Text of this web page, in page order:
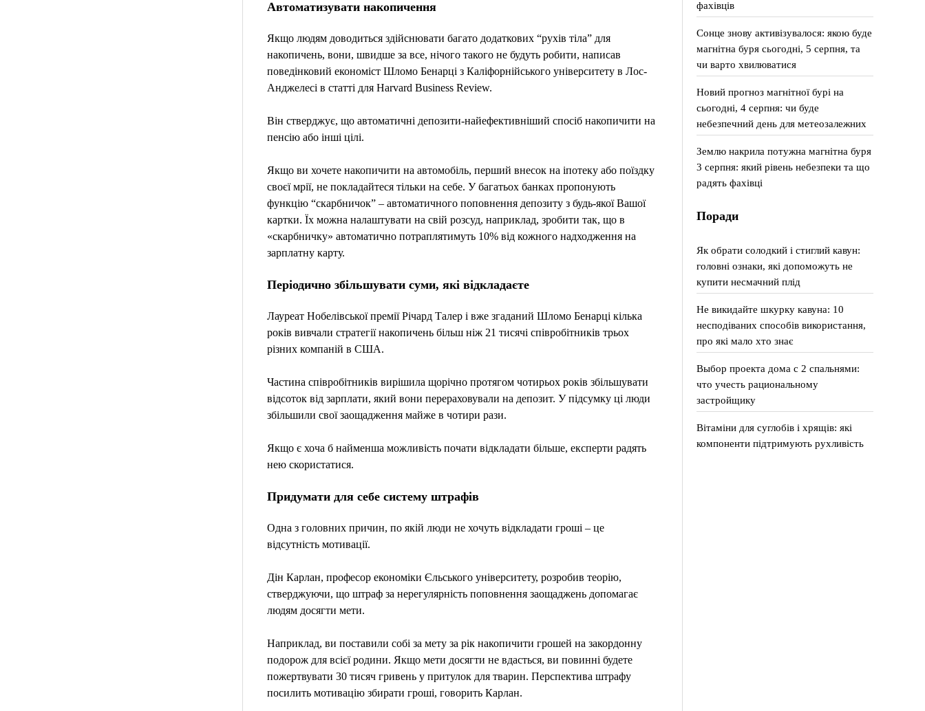
Автоматизувати накопичення
Якщо людям доводиться здійснювати багато додаткових “рухів тіла” для
накопичень, вони, швидше за все, нічого такого не будуть робити, написав
поведінковий економіст Шломо Бенарці з Каліфорнійського університету в Лос-
Анджелесі в статті для Harvard Business Review.
Він стверджує, що автоматичні депозити-найефективніший спосіб накопичити на
пенсію або інші цілі.
Якщо ви хочете накопичити на автомобіль, перший внесок на іпотеку або поїздку
своєї мрії, не покладайтеся тільки на себе. У багатьох банках пропонують
функцію “скарбничок” – автоматичного поповнення депозиту з будь-якої Вашої
картки. Їх можна налаштувати на свій розсуд, наприклад, зробити так, що в
«скарбничку» автоматично потраплятимуть 10% від кожного надходження на
зарплатну карту.
Періодично збільшувати суми, які відкладаєте
Лауреат Нобелівської премії Річард Талер і вже згаданий Шломо Бенарці кілька
років вивчали стратегії накопичень більш ніж 21 тисячі співробітників трьох
різних компаній в США.
Частина співробітників вирішила щорічно протягом чотирьох років збільшувати
відсоток від зарплати, який вони перераховували на депозит. У підсумку ці люди
збільшили свої заощадження майже в чотири рази.
Якщо є хоча б найменша можливість почати відкладати більше, експерти радять
нею скористатися.
Придумати для себе систему штрафів
Одна з головних причин, по якій люди не хочуть відкладати гроші – це
відсутність мотивації.
Дін Карлан, професор економіки Єльського університету, розробив теорію,
стверджуючи, що штраф за нерегулярність поповнення заощаджень допомагає
людям досягти мети.
Наприклад, ви поставили собі за мету за рік накопичити грошей на закордонну
подорож для всієї родини. Якщо мети досягти не вдасться, ви повинні будете
пожертвувати 30 тисяч гривень у притулок для тварин. Перспектива штрафу
посилить мотивацію збирати гроші, говорить Карлан.
фахівців
Сонце знову активізувалося: якою буде
магнітна буря сьогодні, 5 серпня, та
чи варто хвилюватися
Новий прогноз магнітної бурі на
сьогодні, 4 серпня: чи буде
небезпечний день для метеозалежних
Землю накрила потужна магнітна буря
3 серпня: який рівень небезпеки та що
радять фахівці
Поради
Як обрати солодкий і стиглий кавун:
головні ознаки, які допоможуть не
купити несмачний плід
Не викидайте шкурку кавуна: 10
несподіваних способів використання,
про які мало хто знає
Выбор проекта дома с 2 спальнями:
что учесть рациональному
застройщику
Вітаміни для суглобів і хрящів: які
компоненти підтримують рухливість